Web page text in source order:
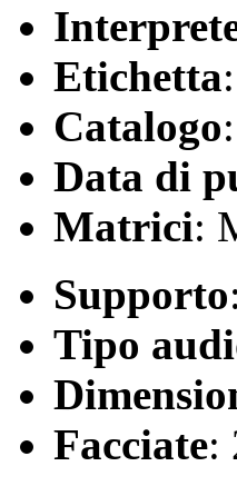
Etichetta
Catalogo
Data di
Matrici:
Supporto
Tipo
Facciate: